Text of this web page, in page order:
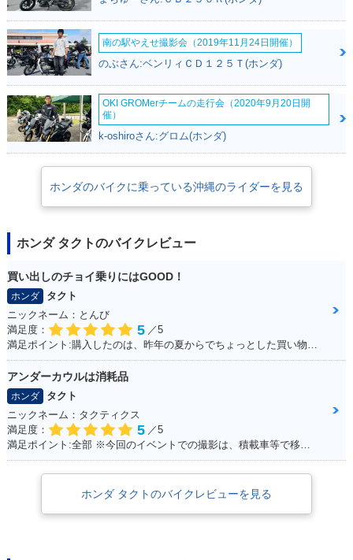
1980年 TACT DEL
UXE・新登場
南の駅やえせ撮影会（2019年11月24日開催）
のぶさん:ベンリィＣＤ１２５Ｔ(ホンダ)
OKI GROMerチームの走行会（2020年9月20日開
催）
k-oshiroさん:グロム(ホンダ)
ホンダのバイクに乗っている沖縄のライダーを見る
ホンダ タクトのバイクレビュー
買い出しのチョイ乗りにはGOOD！
ホンダ
タクト
ニックネーム：とんび
満足度：
5 ／5
満足ポイント:購入したのは、昨年の夏からでちょっとした買い物で出かけるときにとても重宝しております。 手荷物も予想以上に運べるし、入り組んだ道が多い沖縄では小回りが利くのでお勧めです。
アンダーカウルは消耗品
ホンダ
タクト
ニックネーム：タクティクス
満足度：
5 ／5
満足ポイント:全部 ※今回のイベントでの撮影は、積載車等で移動をしており、 公道の走行はしておりません。
ホンダ タクトのバイクレビューを見る